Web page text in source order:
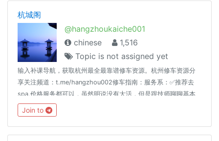
杭城阁
@hangzhoukaiche001
chinese
1,516
Topic is not assigned yet
输入补课导航，获取杭州最全最靠谱修车资源。杭州修车资源分
享关注频道：t.me/hangzhou002修车指南：服务系：✅推荐去
spa,价格服务都可以，虽然明说没有大活，但是跟技师聊聊基本
可以做的快餐系：✅推荐去红灯区，一般10分钟左右，进去就是提
枪上阵，价格100～200左右✅老司机推荐：群里老司机验证过的
资源，口碑不错的资源可以值得去，省得自己去踩雷。当然还是
Join to